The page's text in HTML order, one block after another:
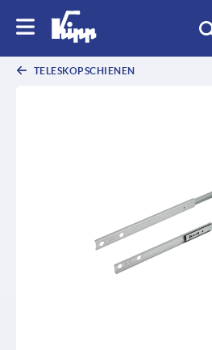
TELESKOPSCHIENEN